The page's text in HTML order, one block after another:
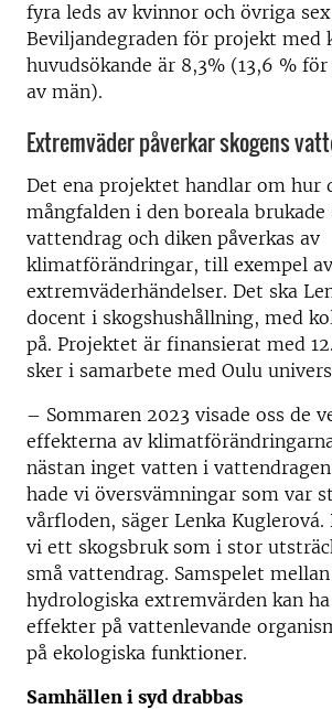
fyra leds av kvinnor och övriga
Beviljandegraden för projekt med
huvudsökande är 8,3% (13,6 %
av män).
Extremväder påverkar skogens
Det ena projektet handlar om hur
mångfalden i den boreala brukade
vattendrag och diken påverkas av
klimatförändringar, till exempel
extremväderhändelser. Det ska
docent i skogshushållning, med
på. Projektet är finansierat med
sker i samarbete med Oulu
– Sommaren 2023 visade oss de
effekterna av
nästan inget vatten i
hade vi översvämningar som var
vårfloden, säger Lenka Kuglerová.
vi ett skogsbruk som i stor
små vattendrag. Samspelet
hydrologiska extremvärden kan
effekter på vattenlevande
på ekologiska funktioner.
Samhällen i syd drabbas